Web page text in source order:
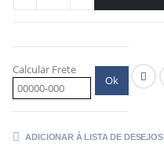
Calcular Frete
Ok
ADICIONAR À LISTA DE DESEJOS